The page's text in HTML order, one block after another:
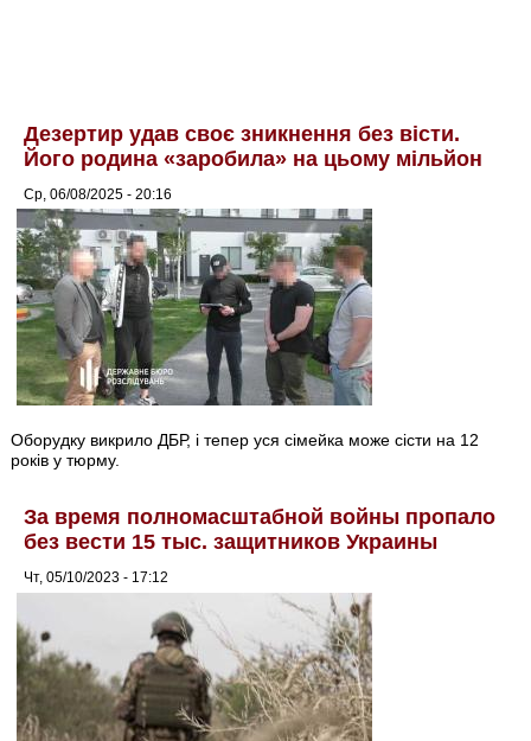
Дезертир удав своє зникнення без вісти.
Його родина «заробила» на цьому мільйон
Ср, 06/08/2025 - 20:16
Оборудку викрило ДБР, і тепер уся сімейка може сісти на 12
років у тюрму.
За время полномасштабной войны пропало
без вести 15 тыс. защитников Украины
Чт, 05/10/2023 - 17:12